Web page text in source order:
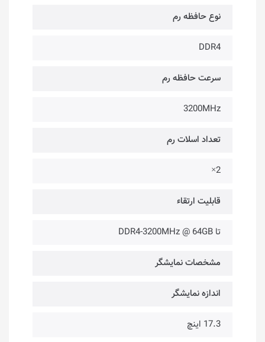
نوع حافظه رم
DDR4
سرعت حافظه رم
3200MHz
تعداد اسلات رم
2×
قابلیت ارتقاء
تا DDR4-3200MHz @ 64GB
مشخصات نمایشگر
اندازه نمایشگر
17.3 اینچ